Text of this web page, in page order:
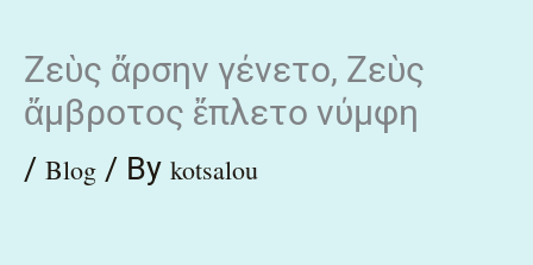
content
Ζεὺς ἄρσην γένετο, Ζεὺς
ἄμβροτος ἔπλετο νύμφη
/ Blog / By kotsalou